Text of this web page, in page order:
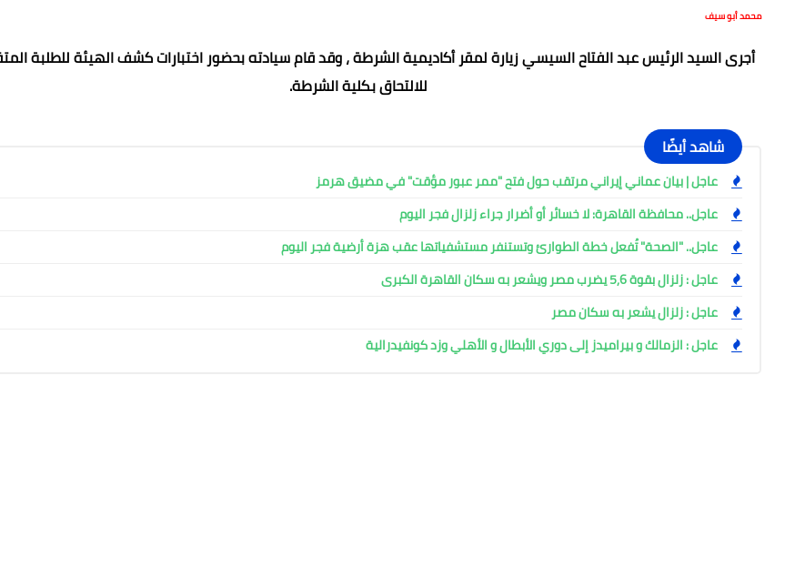
محمد أبو سيف
أجرى السيد الرئيس عبد الفتاح السيسي زيارة لمقر أكاديمية الشرطة ، وقد قام سيادته بحضور اختبارات كشف الهيئة للطلبة
للالتحاق بكلية الشرطة.
شاهد أيضًا
عاجل | بيان عماني إيراني مرتقب حول فتح "ممر عبور مؤقت" في مضيق هرمز
عاجل.. محافظة القاهرة: لا خسائر أو أضرار جراء زلزال فجر اليوم
عاجل.. "الصحة" تُفعل خطة الطوارئ وتستنفر مستشفياتها عقب هزة أرضية فجر اليوم ​
عاجل : زلزال بقوة 5,6 يضرب مصر ويشعر به سكان القاهرة الكبرى
عاجل : زلزال يشعر به سكان مصر
عاجل : الزمالك و بيراميدز إلى دوري الأبطال و الأهلي وزد كونفيدرالية